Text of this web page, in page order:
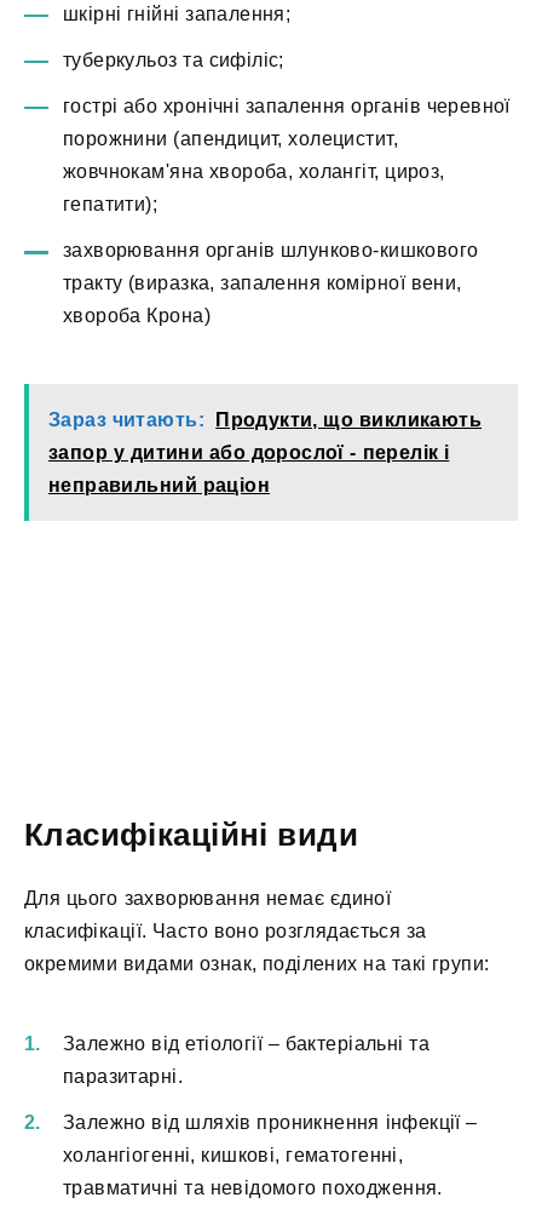
шкірні гнійні запалення;
туберкульоз та сифіліс;
гострі або хронічні запалення органів черевної
порожнини (апендицит, холецистит,
жовчнокам'яна хвороба, холангіт, цироз,
гепатити);
захворювання органів шлунково-кишкового
тракту (виразка, запалення комірної вени,
хвороба Крона)
Зараз читають:
Продукти, що викликають
запор у дитини або дорослої - перелік і
неправильний раціон
Класифікаційні види
Для цього захворювання немає єдиної
класифікації. Часто воно розглядається за
окремими видами ознак, поділених на такі групи:
Залежно від етіології – бактеріальні та
паразитарні.
Залежно від шляхів проникнення інфекції –
холангіогенні, кишкові, гематогенні,
травматичні та невідомого походження.